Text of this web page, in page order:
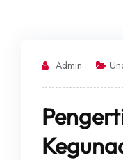
Admin